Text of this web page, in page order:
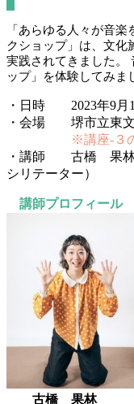
「あらゆる人々が音
クショップ」は、文化
実践されてきました。
ップ」を体験してみま
・日時 2023年9月
・会場 堺市立東文
※講座-３
・講師 古橋 果林
シリテーター）
講師プロフィール
古橋 果林